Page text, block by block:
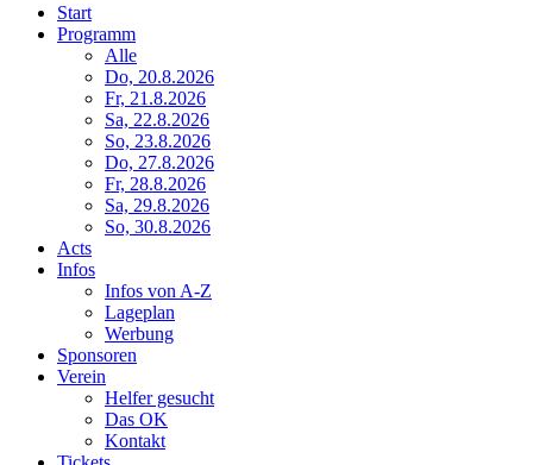
Start
Programm
Alle
Do, 20.8.2026
Fr, 21.8.2026
Sa, 22.8.2026
So, 23.8.2026
Do, 27.8.2026
Fr, 28.8.2026
Sa, 29.8.2026
So, 30.8.2026
Acts
Infos
Infos von A-Z
Lageplan
Werbung
Sponsoren
Verein
Helfer gesucht
Das OK
Kontakt